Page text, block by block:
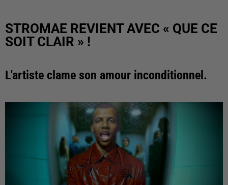
STROMAE REVIENT AVEC « QUE CE
SOIT CLAIR » !
L'artiste clame son amour inconditionnel.